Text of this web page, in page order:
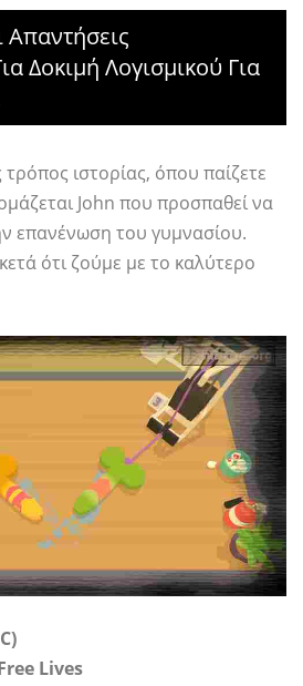
Απαντήσεις
Δοκιμή Λογισμικού Για
ιστορίας, όπου παίζετε
John που προσπαθεί να
επανένωση του γυμνασίου.
ότι ζούμε με το καλύτερο
Lives